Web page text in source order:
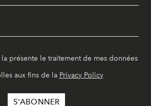
présente le traitement de mes données
aux fins de la Privacy Policy